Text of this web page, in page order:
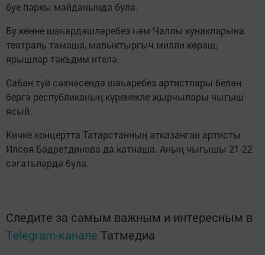
буе паркы мәйданында була.
Бу көнне шәһәрдәшләребез һәм Чаллы кунакларына
театраль тамаша, мавыктыргыч милли көрәш,
ярышлар тәкъдим ителә.
Сабан туй сәхнәсендә шәһәребез артистлары белән
бергә республиканың күренекле җырчылары чыгыш
ясый.
Кичке концертта Татарстанның атказанган артисты
Илсөя Бәдретдинова да катнаша. Аның чыгышы 21-22
сәгатьләрдә була.
Следите за самым важным и интересным в
Telegram-канале Татмедиа